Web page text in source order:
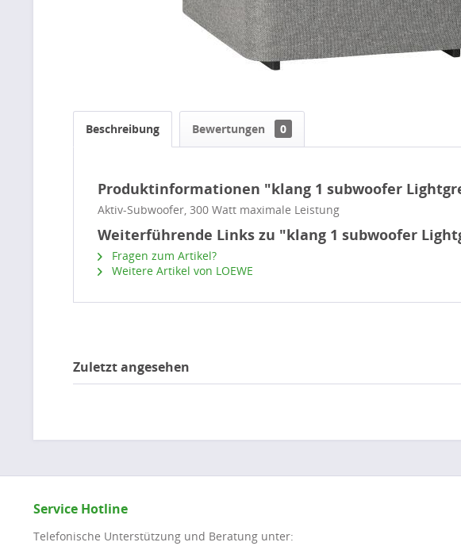
Beschreibung Bewertungen 0
Produktinformationen "klang 1 subwoofer
Aktiv-Subwoofer, 300 Watt maximale Leistung
Weiterführende Links zu "klang 1 subwoofer
Fragen zum Artikel?
Weitere Artikel von LOEWE
Zuletzt angesehen
Service Hotline
Telefonische Unterstützung und Beratung unter: